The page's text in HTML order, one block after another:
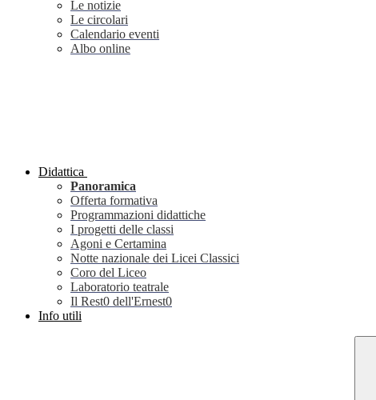
Le notizie
Le circolari
Calendario eventi
Albo online
Didattica
Panoramica
Offerta formativa
Programmazioni didattiche
I progetti delle classi
Agoni e Certamina
Notte nazionale dei Licei Classici
Coro del Liceo
Laboratorio teatrale
Il Rest0 dell'Ernest0
Info utili